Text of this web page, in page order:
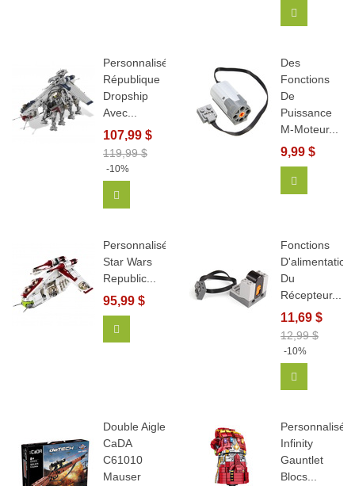
Personnalisé
République
Dropship
Avec...
107,99 $
119,99 $
-10%
Des
Fonctions
De
Puissance
M-Moteur...
9,99 $
Personnalisé
Star Wars
Republic...
95,99 $
Fonctions
D'alimentation
Du
Récepteur...
11,69 $
12,99 $
-10%
Double Aigle
CaDA
C61010
Mauser
Personnalisé
Infinity
Gauntlet
Blocs...